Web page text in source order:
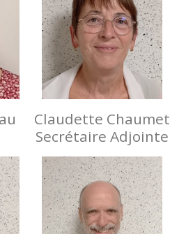
Claudette Chaumet
Secrétaire Adjointe